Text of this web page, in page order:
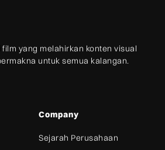
yang melahirkan konten visual
untuk semua kalangan.
Company
Sejarah Perusahaan